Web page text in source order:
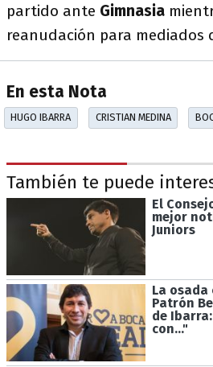
partido ante Gimnasia
reanudación para mediados
En esta Nota
HUGO IBARRA CRISTIAN MEDINA
También te puede
El
mejor
Juniors
La
Patrón
de
con..."